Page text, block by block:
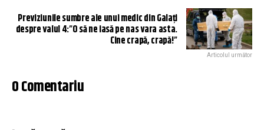
Previziunile sumbre ale unui medic din Galați
despre valul 4:”O să ne iasă pe nas vara asta.
Cine crapă, crapă!”
Articolul următor
0 Comentariu